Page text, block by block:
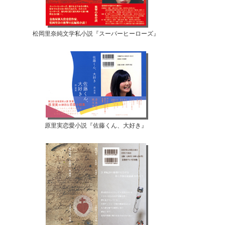
松岡里奈純文学私小説『スーパーヒーローズ』
原里実恋愛小説『佐藤くん、大好き』